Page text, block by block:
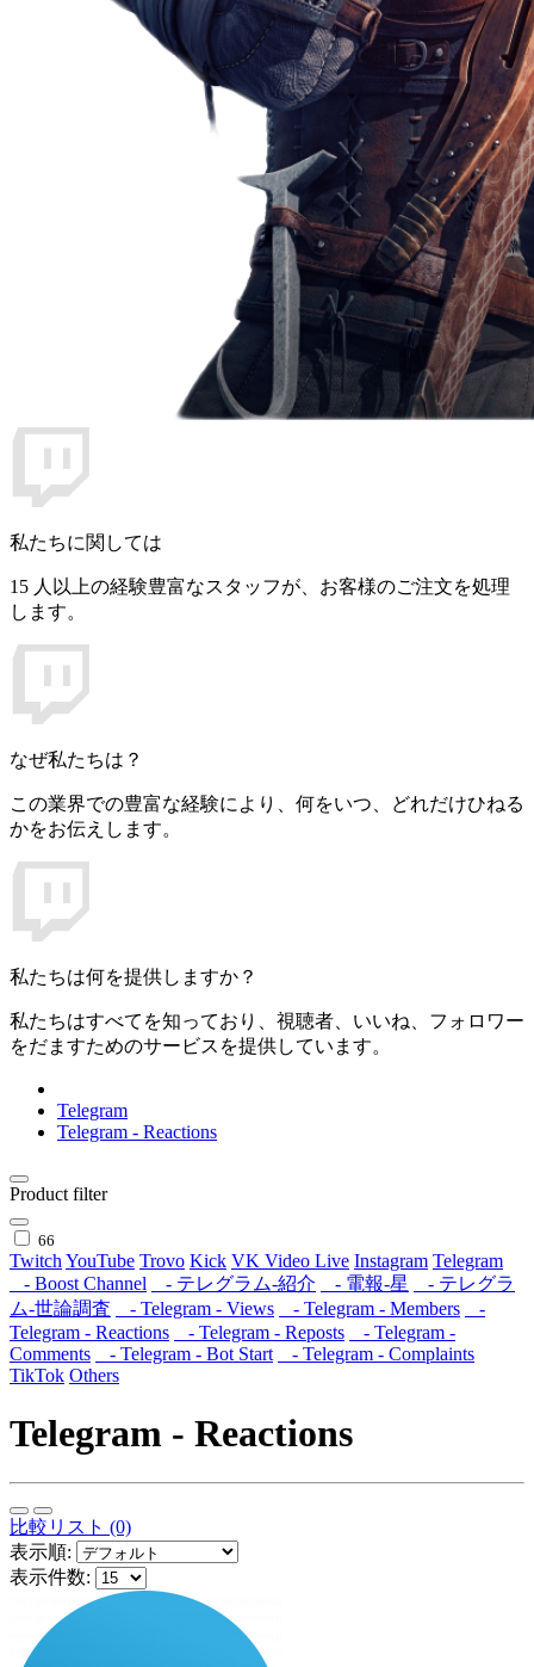
私たちに関しては
15 人以上の経験豊富なスタッフが、お客様のご注文を処理
します。
なぜ私たちは？
この業界での豊富な経験により、何をいつ、どれだけひねる
かをお伝えします。
私たちは何を提供しますか？
私たちはすべてを知っており、視聴者、いいね、フォロワー
をだますためのサービスを提供しています。
Telegram
Telegram - Reactions
Product filter
66
Twitch YouTube Trovo Kick VK Video Live Instagram Telegram
- Boost Channel
- テレグラム-紹介 - 電報-星
- テレグラ
ム-世論調査
- Telegram - Views - Telegram - Members
-
Telegram - Reactions
- Telegram - Reposts
- Telegram -
Comments
- Telegram - Bot Start
- Telegram - Complaints
TikTok Others
Telegram - Reactions
比較リスト (0)
表示順:
表示件数: